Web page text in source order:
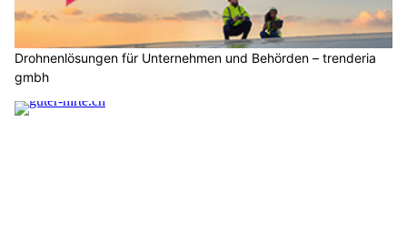
Drohnenlösungen für Unternehmen und Behörden – trenderia
gmbh